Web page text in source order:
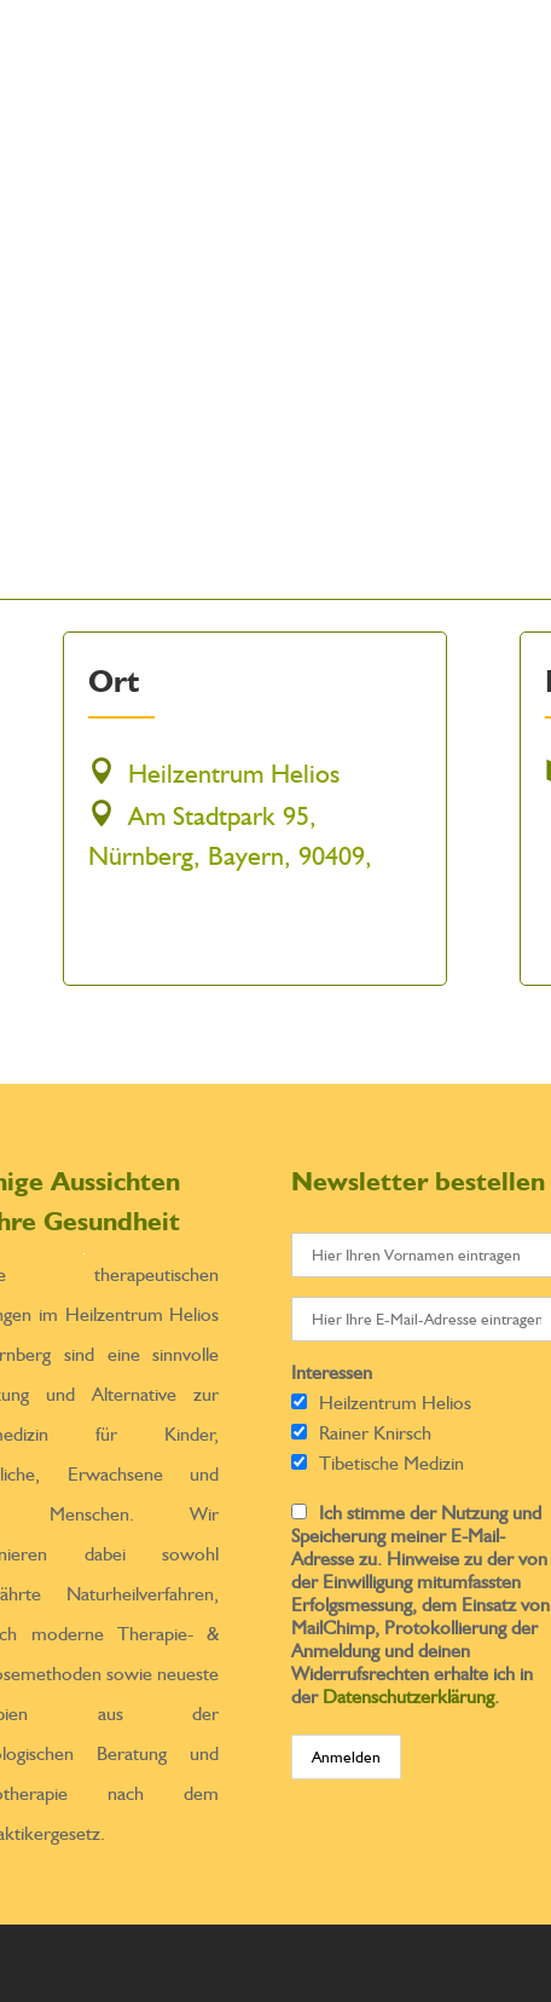
Ort
Heilzentrum Helios
Am Stadtpark 95,
Nürnberg, Bayern, 90409,
Aussichten
Gesundheit
therapeutischen
im Heilzentrum Helios
sind eine sinnvolle
und Alternative zur
für Kinder,
Erwachsene und
Menschen. Wir
dabei sowohl
Naturheilverfahren,
moderne Therapie- &
sowie neueste
aus der
Beratung und
nach dem
Newsletter bestellen
Interessen
Heilzentrum Helios
Rainer Knirsch
Tibetische Medizin
Ich stimme der Nutzung und
Speicherung meiner E-Mail-
Adresse zu. Hinweise zu der von
der Einwilligung mitumfassten
Erfolgsmessung, dem Einsatz von
MailChimp, Protokollierung der
Anmeldung und deinen
Widerrufsrechten erhalte ich in
der Datenschutzerklärung.